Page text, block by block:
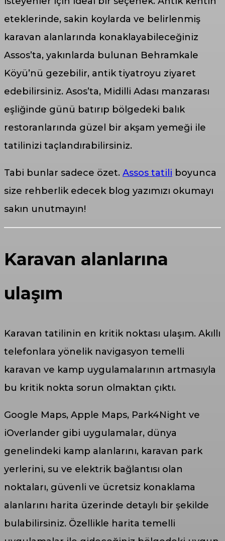
eteklerinde, sakin koylarda ve belirlenmiş
karavan alanlarında konaklayabileceğiniz
Assos’ta, yakınlarda bulunan Behramkale
Köyü’nü gezebilir, antik tiyatroyu ziyaret
edebilirsiniz. Asos’ta, Midilli Adası manzarası
eşliğinde günü batırıp bölgedeki balık
restoranlarında güzel bir akşam yemeği ile
tatilinizi taçlandırabilirsiniz.
Tabi bunlar sadece özet. Assos tatili boyunca
size rehberlik edecek blog yazımızı okumayı
sakın unutmayın!
Karavan alanlarına
ulaşım
Karavan tatilinin en kritik noktası ulaşım. Akıllı
telefonlara yönelik navigasyon temelli
karavan ve kamp uygulamalarının artmasıyla
bu kritik nokta sorun olmaktan çıktı.
Google Maps, Apple Maps, Park4Night ve
iOverlander gibi uygulamalar, dünya
genelindeki kamp alanlarını, karavan park
yerlerini, su ve elektrik bağlantısı olan
noktaları, güvenli ve ücretsiz konaklama
alanlarını harita üzerinde detaylı bir şekilde
bulabilirsiniz. Özellikle harita temelli